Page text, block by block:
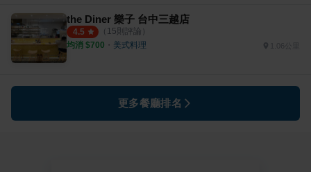
the Diner 樂子 台中三越店
4.5 （ 15則評論）
均消 $700 ・ 美式料理
更多餐廳排名